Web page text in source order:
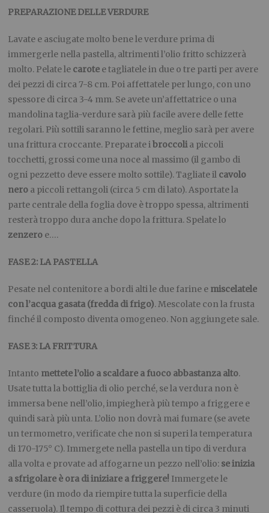
PREPARAZIONE DELLE VERDURE
Lavate e asciugate molto bene le verdure prima di
immergerle nella pastella, altrimenti l’olio fritto schizzerà
molto. Pelate le carote e tagliatele in due o tre parti per avere
dei pezzi di circa 7-8 cm. Poi affettatele per lungo, con uno
spessore di circa 3-4 mm. Se avete un’affettatrice o una
mandolina taglia-verdure sarà più facile avere delle fette
regolari. Più sottili saranno le fettine, meglio sarà per avere
una frittura croccante. Preparate ibroccolia piccoli
tocchetti, grossi come una noce al massimo (il gambo di
ogni pezzetto deve essere molto sottile).Tagliate il cavolo
nero a piccoli rettangoli (circa 5 cm di lato). Asportate la
parte centrale della foglia dove è troppo spessa, altrimenti
resterà troppo dura anche dopo la frittura. Spelate lo
zenzero e….
FASE 2: LA PASTELLA
Pesate nel contenitore a bordi alti le due farine e miscelatele
con l’acqua gasata (fredda di frigo). Mescolate con la frusta
finché il composto diventa omogeneo. Non aggiungete sale.
FASE 3: LA FRITTURA
Intanto mettete l’olio a scaldare a fuoco abbastanza alto.
Usate tutta la bottiglia di olio perché, se la verdura non è
immersa bene nell’olio, impiegherà più tempo a friggere e
quindi sarà più unta. L’olio non dovrà mai fumare (se avete
un termometro, verificate che non si superi la temperatura
di 170-175° C). Immergete nella pastella un tipo di verdura
alla volta e provate ad affogarne un pezzo nell’olio: se inizia
a sfrigolare è ora di iniziare a friggere! Immergete le
verdure (in modo da riempire tutta la superficie della
casseruola). Il tempo di cottura dei pezzi è di circa 3 minuti